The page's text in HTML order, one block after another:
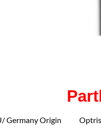
Origin Optris